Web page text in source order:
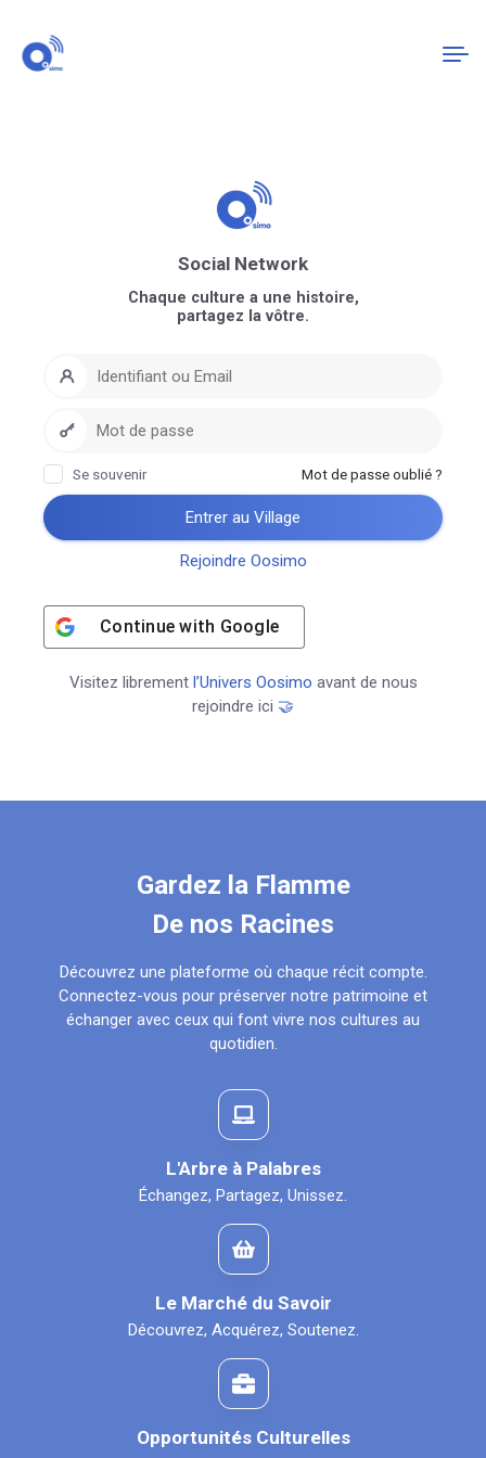
Gardez la Flamme
De nos Racines
Découvrez une plateforme où chaque récit compte.
Connectez-vous pour préserver notre patrimoine et
échanger avec ceux qui font vivre nos cultures au
quotidien.
L'Arbre à Palabres
Échangez, Partagez, Unissez.
Le Marché du Savoir
Découvrez, Acquérez, Soutenez.
Opportunités Culturelles
Social Network
Chaque culture a une histoire,
partagez la vôtre.
Se souvenir Mot de passe oublié ?
Entrer au Village
Rejoindre Oosimo
Continue with Google
Visitez librement l’Univers Oosimo avant de nous
rejoindre ici 🤝